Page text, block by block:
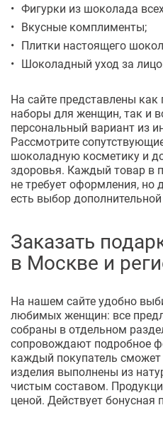
Фигурки из шоколада
Вкусные комплименты;
Плитки настоящего
Шоколадный уход за
На сайте представлены
наборы для женщин, так и
персональный вариант из
Рассмотрите
шоколадную косметику и
здоровья. Каждый товар в
не требует оформления, но
есть выбор
Заказать
в Москве и
На нашем сайте удобно
любимых женщин: все
собраны в отдельном
сопровождают подробное
каждый покупатель
изделия выполнены из
чистым составом.
ценой. Действует бонусная